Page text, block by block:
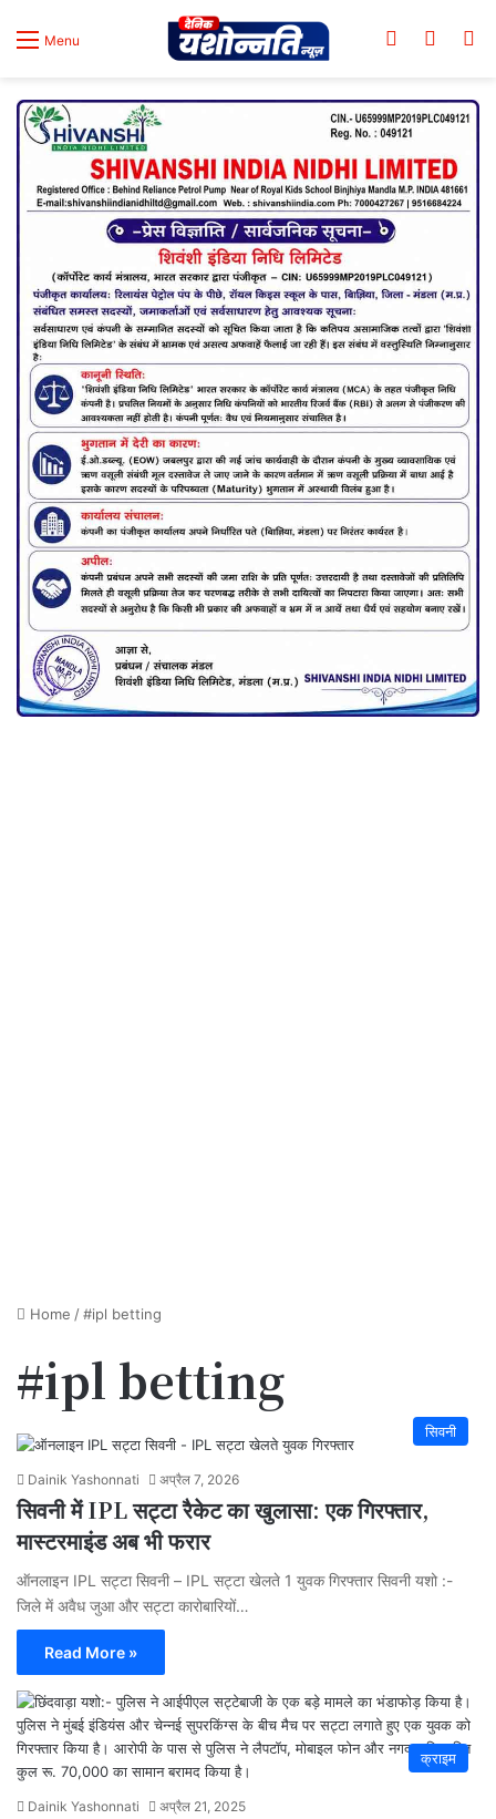
Menu Log In
Home /#ipl betting
#ipl betting
सिवनी
Dainik Yashonnati अप्रैल 7, 2026
सिवनी में IPL सट्टा रैकेट का खुलासा: एक गिरफ्तार,
मास्टरमाइंड अब भी फरार
ऑनलाइन IPL सट्टा सिवनी – IPL सट्टा खेलते 1 युवक गिरफ्तार सिवनी यशो :-
जिले में अवैध जुआ और सट्टा कारोबारियों…
Read More »
क्राइम
Dainik Yashonnati अप्रैल 21, 2025